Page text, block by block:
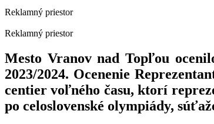
Reklamný priestor
Reklamný priestor
Mesto Vranov nad Topľou
2023/2024. Ocenenie
centier voľného času, ktorí
po celoslovenské olympiády,